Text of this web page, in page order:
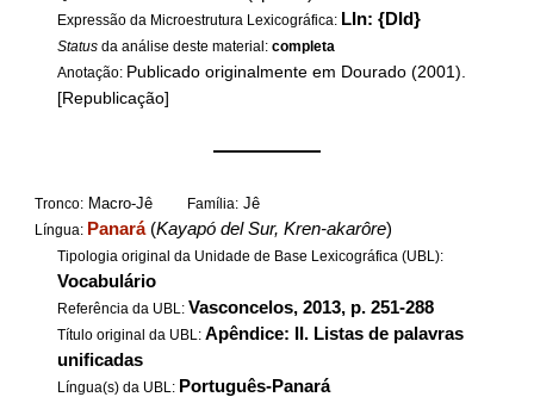
Expressão da Microestrutura Lexicográfica: LIn: {DId}
Status da análise deste material:completa
Anotação: Publicado originalmente em Dourado (2001).
[Republicação]
——————
Tronco: Macro-Jê Família: Jê
Língua: Panará(Kayapó del Sur, Kren-akarôre)
Tipologia original da Unidade de Base Lexicográfica (UBL):
Vocabulário
Referência da UBL: Vasconcelos, 2013, p. 251-288
Título original da UBL:Apêndice: II. Listas de palavras
unificadas
Língua(s) da UBL: Português-Panará